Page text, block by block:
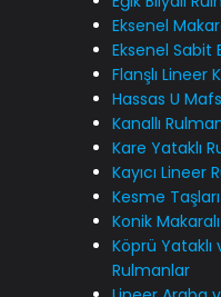
Eksenel
Eksenel Sabit
Flanşlı Lineer
Hassas U
Kanallı
Kare Yataklı
Kayıcı Lineer
Kesme Taşları
Konik
Köprü Yataklı
Rulmanlar